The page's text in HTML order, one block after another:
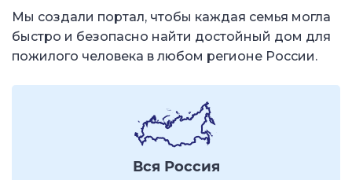
Мы создали портал, чтобы каждая семья могла
быстро и безопасно найти достойный дом для
пожилого человека в любом регионе России.
Вся Россия